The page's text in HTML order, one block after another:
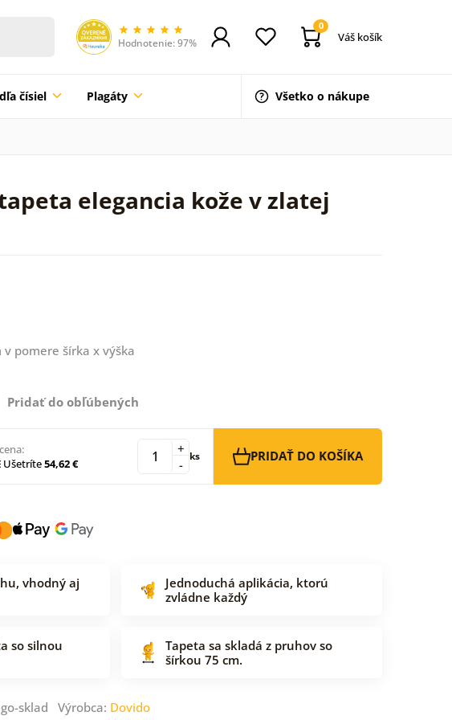
Hodnotenie: 97%
0
Váš košík
čísiel Plagáty Všetko o nákupe
elegancia kože v zlatej
pomere šírka x výška
Pridať do obľúbených
Ušetríte54,62 € -
+ ks PRIDAŤ DO KOŠÍKA
vhodný aj
Jednoduchá aplikácia, ktorú
zvládne každý
so silnou
Tapeta sa skladá z pruhov so
šírkou 75 cm.
sklad Výrobca: Dovido